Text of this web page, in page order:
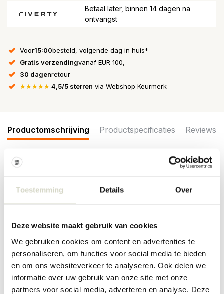
Toestemming Details Over
Deze website maakt gebruik van cookies
We gebruiken cookies om content en advertenties te
personaliseren, om functies voor social media te bieden
en om ons websiteverkeer te analyseren. Ook delen we
informatie over uw gebruik van onze site met onze
partners voor social media, adverteren en analyse. Deze
Betaal later, binnen 14 dagen na
ontvangst
Voor15:00besteld, volgende dag in huis*
Gratis verzendingvanaf EUR 100,-
30 dagenretour
★★★★★ 4,5/5 sterren via Webshop Keurmerk
Productomschrijving Productspecificaties Reviews
Gemaakt van katoen, polyester en rayon. Afmeting 180x120cm
Kleur: naturel
PRODUCTSPECIFICATIES
Artikelnummer 82059361